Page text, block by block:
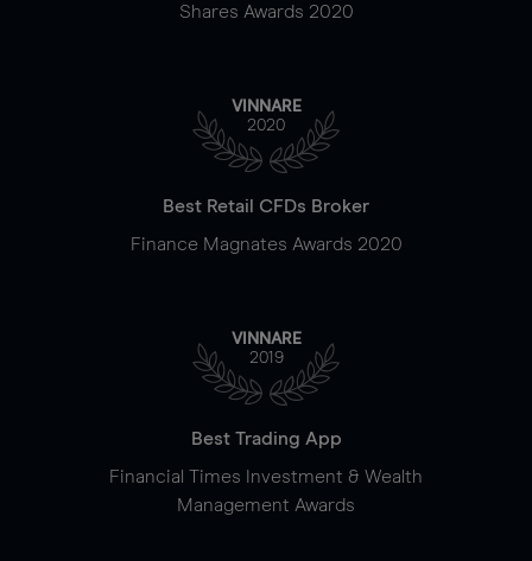
Shares Awards 2020
VINNARE
2020
Best Retail CFDs Broker
Finance Magnates Awards 2020
VINNARE
2019
Best Trading App
Financial Times Investment & Wealth
Management Awards